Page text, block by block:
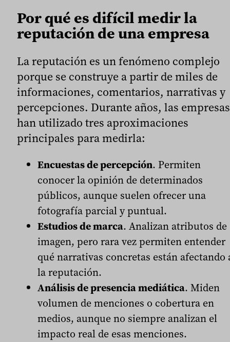
Por qué es difícil medir la
reputación de una empresa
La reputación es un fenómeno complejo
porque se construye a partir de miles de
informaciones, comentarios, narrativas y
percepciones. Durante años, las empresas
han utilizado tres aproximaciones
principales para medirla:
Encuestas de percepción. Permiten
conocer la opinión de determinados
públicos, aunque suelen ofrecer una
fotografía parcial y puntual.
Estudios de marca. Analizan atributos de
imagen, pero rara vez permiten entender
qué narrativas concretas están afectando
la reputación.
Análisis de presencia mediática. Miden
volumen de menciones o cobertura en
medios, aunque no siempre analizan el
impacto real de esas menciones.